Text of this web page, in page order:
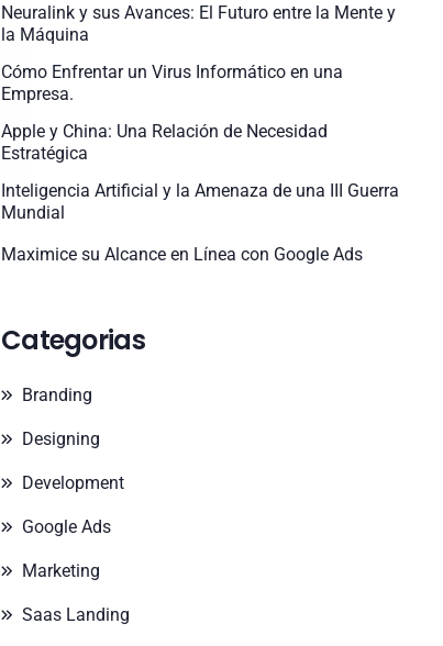
Neuralink y sus Avances: El Futuro entre la Mente y
la Máquina
Cómo Enfrentar un Virus Informático en una
Empresa.
Apple y China: Una Relación de Necesidad
Estratégica
Inteligencia Artificial y la Amenaza de una III Guerra
Mundial
Maximice su Alcance en Línea con Google Ads
Categorias
Branding
Designing
Development
Google Ads
Marketing
Saas Landing